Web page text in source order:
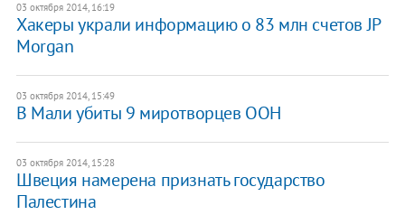
03 октября 2014, 16:19
Хакеры украли информацию о 83 млн счетов JP
Morgan
03 октября 2014, 15:49
В Мали убиты 9 миротворцев ООН
03 октября 2014, 15:28
Швеция намерена признать государство
Палестина